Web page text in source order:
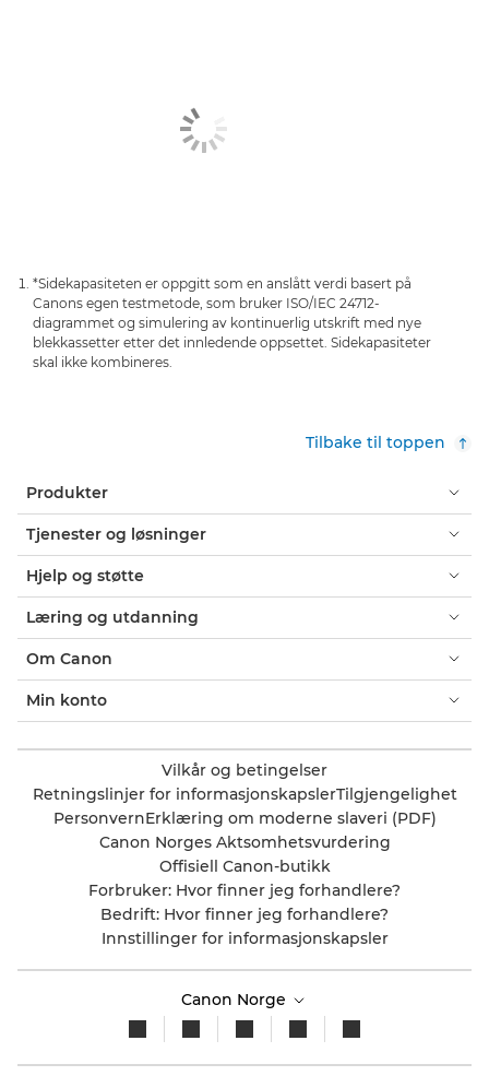
*Sidekapasiteten er oppgitt som en anslått verdi basert på
Canons egen testmetode, som bruker ISO/IEC 24712-
diagrammet og simulering av kontinuerlig utskrift med nye
blekkassetter etter det innledende oppsettet. Sidekapasiteter
skal ikke kombineres.
Tilbake til toppen
Produkter
Tjenester og løsninger
Hjelp og støtte
Læring og utdanning
Om Canon
Min konto
Vilkår og betingelser
Retningslinjer for informasjonskapslerTilgjengelighet
PersonvernErklæring om moderne slaveri (PDF)
Canon Norges Aktsomhetsvurdering
Offisiell Canon-butikk
Forbruker: Hvor finner jeg forhandlere?
Bedrift: Hvor finner jeg forhandlere?
Innstillinger for informasjonskapsler
Canon Norge